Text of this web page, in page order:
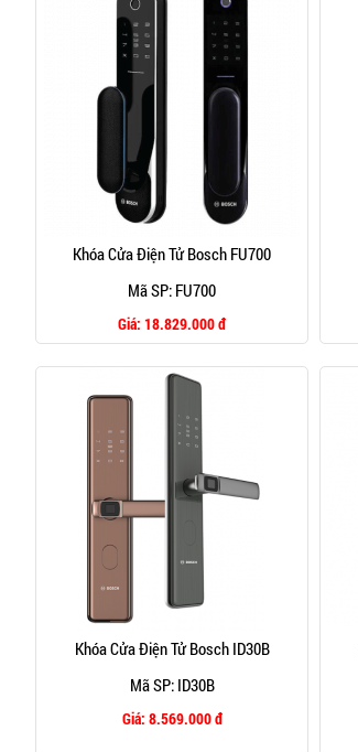
Khóa Cửa Điện Tử Bosch FU700
Mã SP: FU700
Giá: 18.829.000 đ
Khóa Cửa Điện Tử Bosch ID30B
Mã SP: ID30B
Giá: 8.569.000 đ